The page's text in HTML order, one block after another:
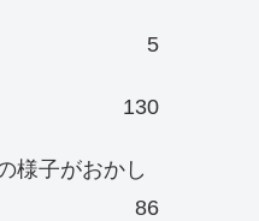
5
130
様子がおかし
86